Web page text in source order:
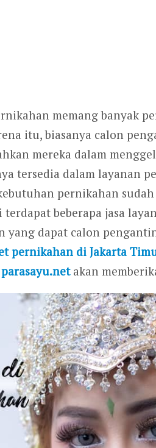
memang banyak
itu, biasanya calon
mereka dalam
tersedia dalam layanan
pernikahan
beberapa jasa
yang dapat calon
pernikahan di Jakarta
parasayu.netakan